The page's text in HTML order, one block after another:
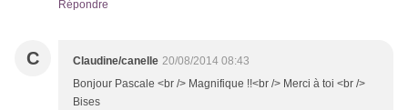
Répondre
C Claudine/canelle 20/08/2014 08:43
Bonjour Pascale <br /> Magnifique !!<br /> Merci à toi <br />
Bises